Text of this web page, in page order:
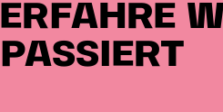
ERFAHRE
PASSIERT